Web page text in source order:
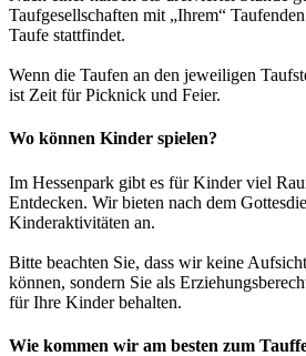
Taufgesellschaften mit „Ihrem“
Taufe stattfindet.
Wenn die Taufen an den jeweiligen
ist Zeit für Picknick und Feier.
Wo können Kinder spielen?
Im Hessenpark gibt es für Kinder viel
Entdecken. Wir bieten nach dem
Kinderaktivitäten an.
Bitte beachten Sie, dass wir keine
können, sondern Sie als
für Ihre Kinder behalten.
Wie kommen wir am besten zum